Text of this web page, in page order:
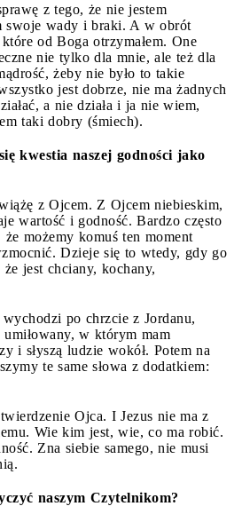
z tego, że nie jestem
swoje wady i braki. A w obrót
od Boga otrzymałem. One
nie tylko dla mnie, ale też dla
żeby nie było to takie
jest dobrze, nie ma żadnych
a nie działa i ja nie wiem,
taki dobry (śmiech).
kwestia naszej godności jako
z Ojcem. Z Ojcem niebieskim,
wartość i godność. Bardzo często
że możemy komuś ten moment
Dzieje się to wtedy, gdy go
jest chciany, kochany,
po chrzcie z Jordanu,
w którym mam
i słyszą ludzie wokół. Potem na
te same słowa z dodatkiem:
Ojca. I Jezus nie ma z
Wie kim jest, wie, co ma robić.
Zna siebie samego, nie musi
naszym Czytelnikom?